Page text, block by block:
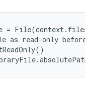
=
read-only